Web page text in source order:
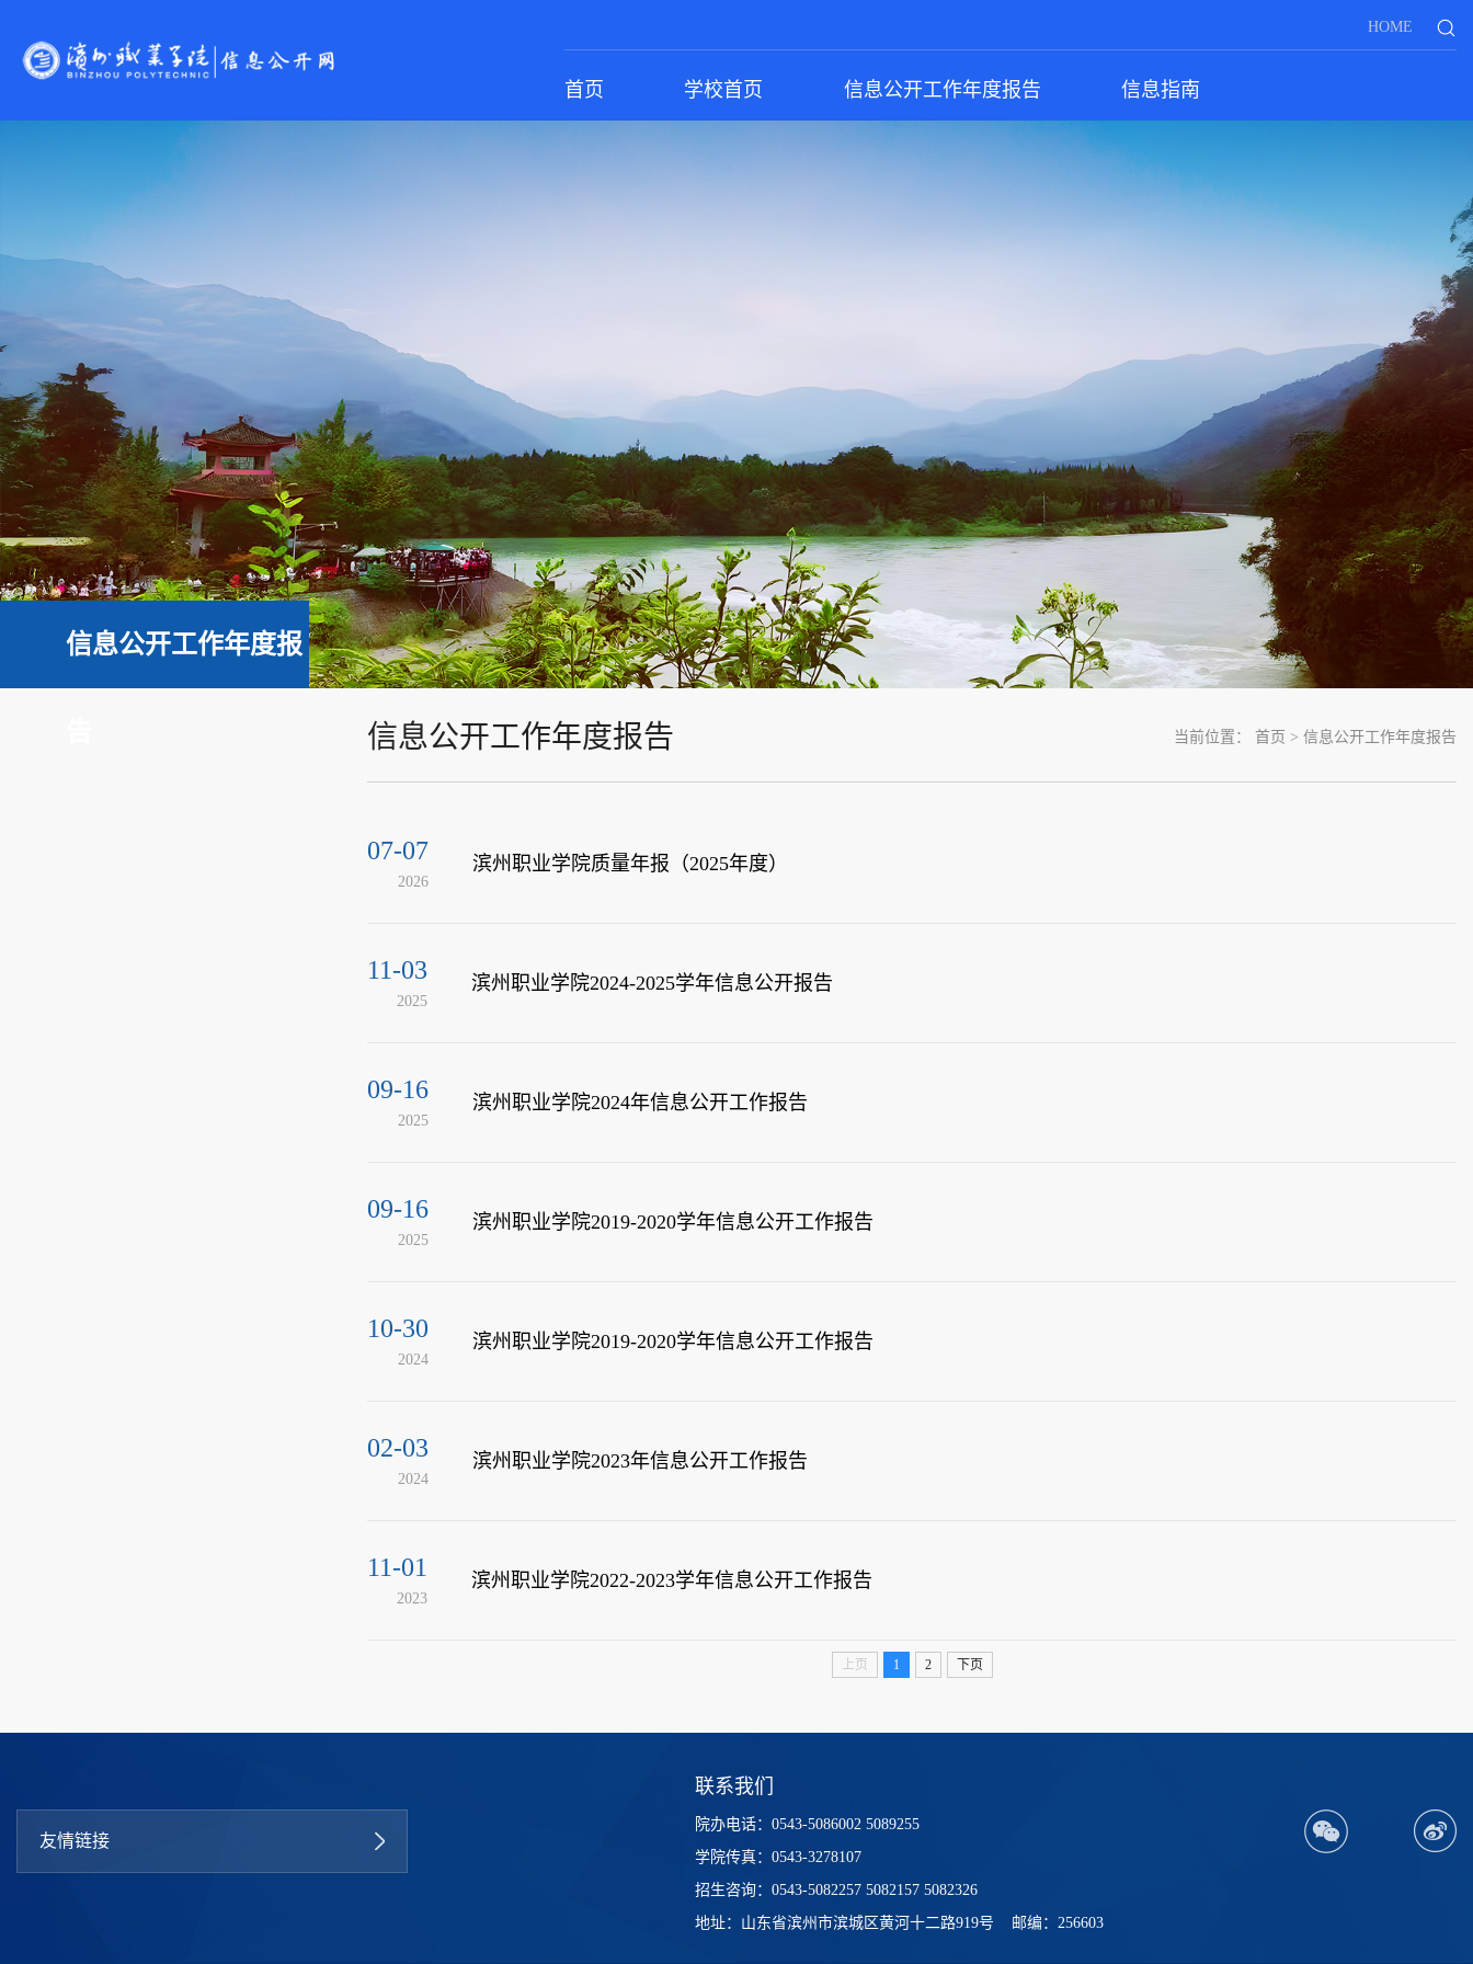
HOME
首页 学校首页 信息公开工作年度报告 信息指南
信息公开工作年度报
信息公开工作年度报告 当前位置： 首页 > 信息公开工作年度报告
07-07
2026
滨州职业学院质量年报（2025年度）
11-03
2025
滨州职业学院2024-2025学年信息公开报告
09-16
2025
滨州职业学院2024年信息公开工作报告
09-16
2025
滨州职业学院2019-2020学年信息公开工作报告
10-30
2024
滨州职业学院2019-2020学年信息公开工作报告
02-03
2024
滨州职业学院2023年信息公开工作报告
11-01
2023
滨州职业学院2022-2023学年信息公开工作报告
上页 1 2 下页
友情链接
联系我们
院办电话：0543-5086002 5089255
学院传真：0543-3278107
招生咨询：0543-5082257 5082157 5082326
地址：山东省滨州市滨城区黄河十二路919号 邮编：256603